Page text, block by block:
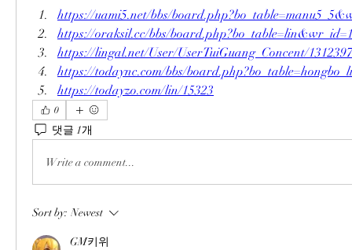
https://uami5.net/bbs/
https://oraksil.cc/bbs/
https://lingal.net/User/UserTuiGuang_Concent/1312397
https://todaync.com/bbs/
https://todayzo.com/lin/15323
0
댓글 1개
Write a comment...
Sort by: Newest
GM키위